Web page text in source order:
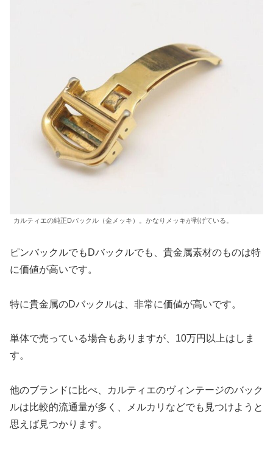
カルティエの純正Dバックル（金メッキ）。かなりメッキが剥げている。
ピンバックルでもDバックルでも、貴金属素材のものは特
に価値が高いです。
特に貴金属のDバックルは、非常に価値が高いです。
単体で売っている場合もありますが、10万円以上はしま
す。
他のブランドに比べ、カルティエのヴィンテージのバック
ルは比較的流通量が多く、メルカリなどでも見つけようと
思えば見つかります。